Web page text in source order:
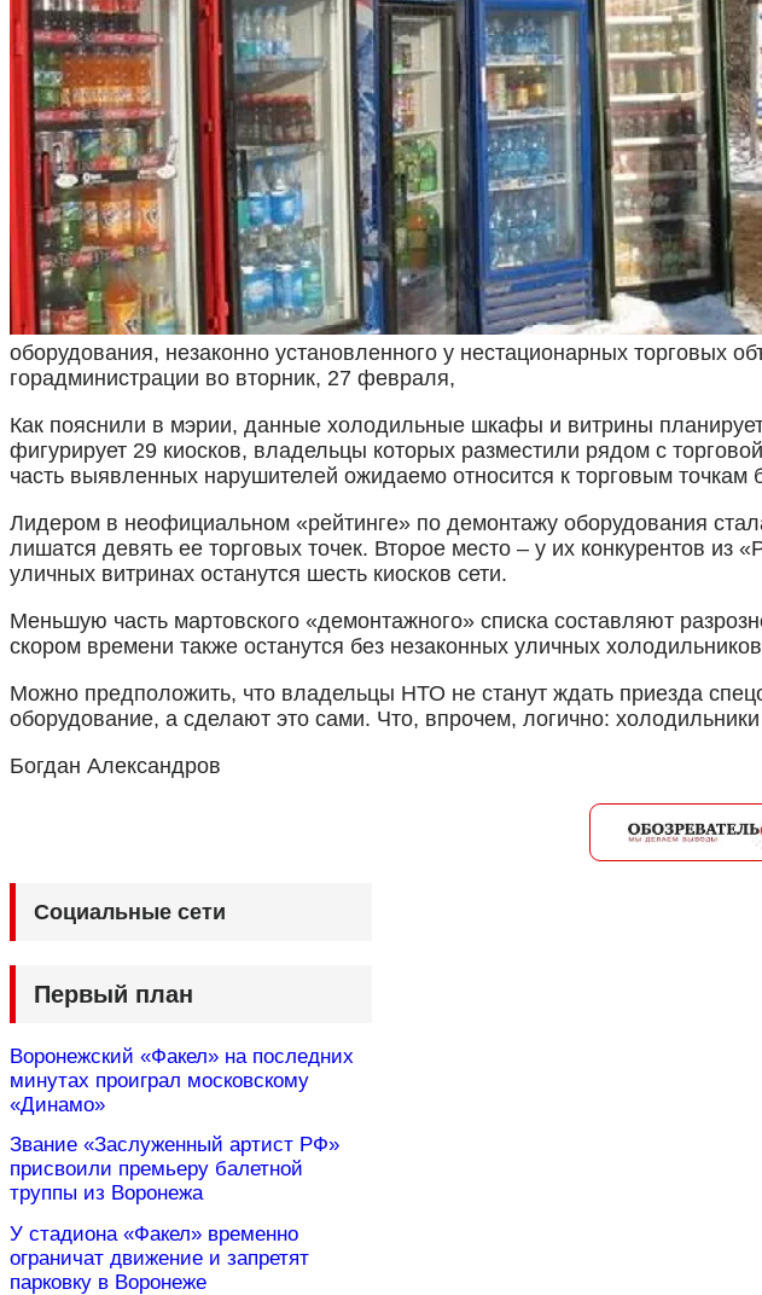
оборудования, незаконно установленного у нестационарных
горадминистрации во вторник, 27 февраля,
Как пояснили в мэрии, данные холодильные шкафы и витрины
фигурирует 29 киосков, владельцы которых разместили рядом с
часть выявленных нарушителей ожидаемо относится к торговым точкам
Лидером в неофициальном «рейтинге» по демонтажу оборудования
лишатся девять ее торговых точек. Второе место – у их конкурентов
уличных витринах останутся шесть киосков сети.
Меньшую часть мартовского «демонтажного» списка составляют
скором времени также останутся без незаконных уличных
Можно предположить, что владельцы НТО не станут ждать приезда
оборудование, а сделают это сами. Что, впрочем, логично:
Богдан Александров
Социальные сети
Первый план
Воронежский «Факел» на последних
минутах проиграл московскому
«Динамо»
Звание «Заслуженный артист РФ»
присвоили премьеру балетной
труппы из Воронежа
У стадиона «Факел» временно
ограничат движение и запретят
парковку в Воронеже